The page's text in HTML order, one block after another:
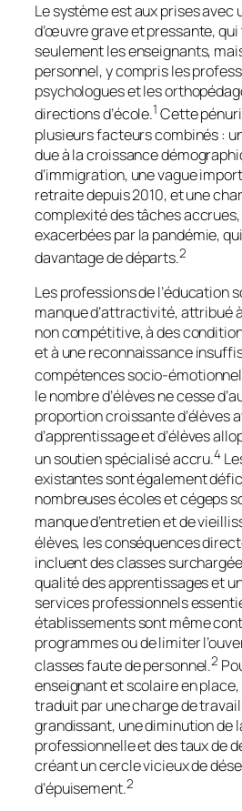
Le système est aux prises avec
d’œuvre grave et pressante,
seulement les enseignants,
personnel, y compris les
psychologues et les
directions d’école.1 Cette
plusieurs facteurs combinés :
due à la croissance
d’immigration, une vague
retraite depuis 2010, et une
complexité des tâches
exacerbées par la pandémie,
davantage de départs.2
Les professions de l’éducation
manque d’attractivité, attribué
non compétitive, à des
et à une reconnaissance
compétences socio-
le nombre d’élèves ne cesse
proportion croissante d’élèves
d’apprentissage et d’élèves
un soutien spécialisé accru.4
existantes sont également
nombreuses écoles et cégeps
manque d’entretien et de
élèves, les conséquences
incluent des classes
qualité des apprentissages et
services professionnels
établissements sont même
programmes ou de limiter
classes faute de personnel.2
enseignant et scolaire en
traduit par une charge de
grandissant, une diminution de
professionnelle et des taux de
créant un cercle vicieux de
d’épuisement.2